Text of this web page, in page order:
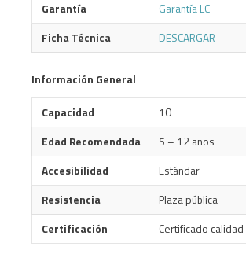
Garantía
Garantía LC
Ficha Técnica
DESCARGAR
Información General
Capacidad
10
Edad Recomendada
5 – 12 años
Accesibilidad
Estándar
Resistencia
Plaza pública
Certificación
Certificado calidad